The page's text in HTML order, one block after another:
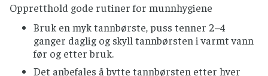
Rå spirer bør unngås.
Alle bær bør helst varmebehandles, særlig
viktig for bær fra utlandet
Benytt helst pasteurisert fruktjuice og
Oppretthold gode rutiner for munnhygiene
Bruk en myk tannbørste, puss tenner 2–4
ganger daglig og skyll tannbørsten i varmt vann
før og etter bruk.
Det anbefales å bytte tannbørsten etter hver